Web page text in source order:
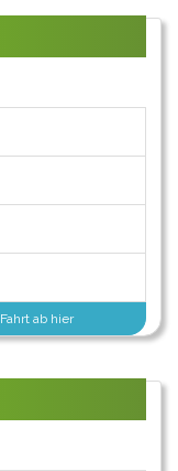
Fahrt ab hier